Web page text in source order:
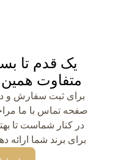
یک قدم تا
متفاوت
برای ثبت سفارش و
صفحه تماس با ما
در کنار شماست تا
برای برند شما